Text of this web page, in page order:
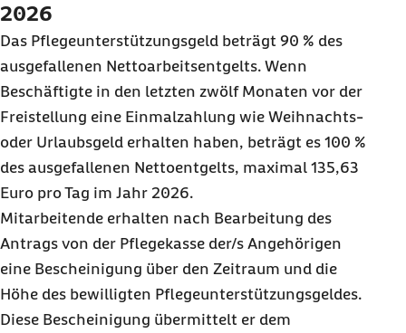
2026
Das Pflegeunterstützungsgeld beträgt 90 % des
ausgefallenen Nettoarbeitsentgelts. Wenn
Beschäftigte in den letzten zwölf Monaten vor der
Freistellung eine Einmalzahlung wie Weihnachts-
oder Urlaubsgeld erhalten haben, beträgt es 100 %
des ausgefallenen Nettoentgelts, maximal 135,63
Euro pro Tag im Jahr 2026.
Mitarbeitende erhalten nach Bearbeitung des
Antrags von der Pflegekasse der/s Angehörigen
eine Bescheinigung über den Zeitraum und die
Höhe des bewilligten Pflegeunterstützungsgeldes.
Diese Bescheinigung übermittelt er dem